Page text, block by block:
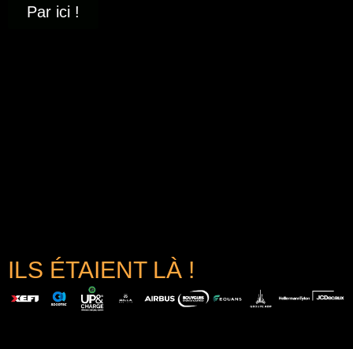
Par ici !
ILS ÉTAIENT LÀ !